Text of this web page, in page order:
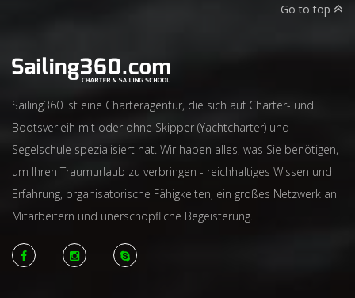
Go to top
Sailing360 ist eine Charteragentur, die sich auf Charter- und
Bootsverleih mit oder ohne Skipper (Yachtcharter) und
Segelschule spezialisiert hat. Wir haben alles, was Sie benötigen,
um Ihren Traumurlaub zu verbringen - reichhaltiges Wissen und
Erfahrung, organisatorische Fähigkeiten, ein großes Netzwerk an
Mitarbeitern und unerschöpfliche Begeisterung.